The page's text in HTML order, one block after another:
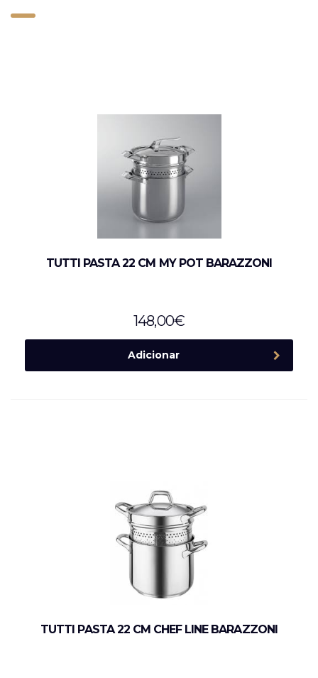
TUTTI PASTA 22 CM MY POT BARAZZONI
148,00€
Adicionar
TUTTI PASTA 22 CM CHEF LINE BARAZZONI